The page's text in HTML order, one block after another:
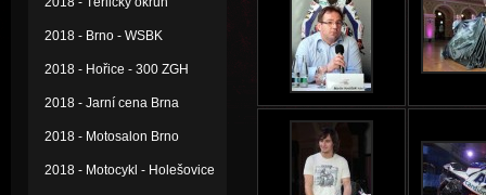
2018 - Brno - WSBK
2018 - Hořice - 300 ZGH
2018 - Jarní cena Brna
2018 - Motosalon Brno
2018 - Motocykl - Holešovice